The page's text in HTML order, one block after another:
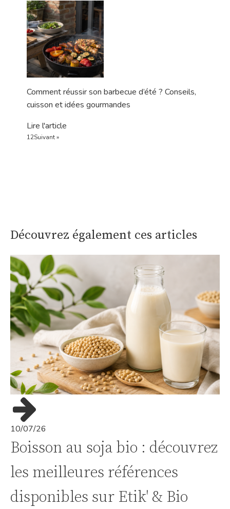
Comment réussir son barbecue d’été ? Conseils,
cuisson et idées gourmandes
Lire l'article
12Suivant »
Découvrez également ces articles
10/07/26
Boisson au soja bio : découvrez
les meilleures références
disponibles sur Etik' & Bio